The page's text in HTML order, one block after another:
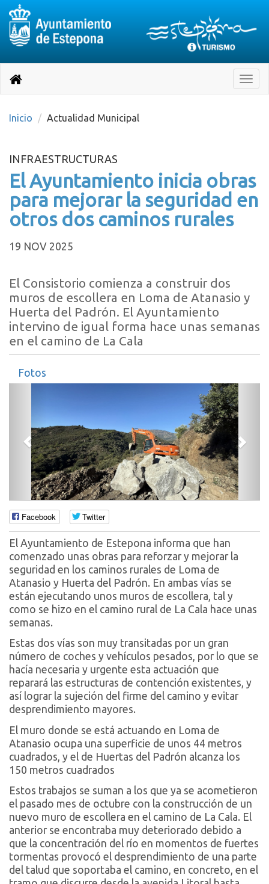
página
Toggle
Destino:
Volver
inicio
Inicio Actualidad Municipal
INFRAESTRUCTURAS
El Ayuntamiento inicia obras
para mejorar la seguridad en
otros dos caminos rurales
19 NOV 2025
El Consistorio comienza a construir dos
muros de escollera en Loma de Atanasio y
Huerta del Padrón. El Ayuntamiento
intervino de igual forma hace unas semanas
en el camino de La Cala
Fotos
Anterior
Facebook Twitter
El Ayuntamiento de Estepona informa que han
comenzado unas obras para reforzar y mejorar la
seguridad en los caminos rurales de Loma de
Atanasio y Huerta del Padrón. En ambas vías se
están ejecutando unos muros de escollera, tal y
como se hizo en el camino rural de La Cala hace unas
semanas.
Estas dos vías son muy transitadas por un gran
número de coches y vehículos pesados, por lo que se
hacía necesaria y urgente esta actuación que
reparará las estructuras de contención existentes, y
así lograr la sujeción del firme del camino y evitar
desprendimiento mayores.
El muro donde se está actuando en Loma de
Atanasio ocupa una superficie de unos 44 metros
cuadrados, y el de Huertas del Padrón alcanza los
150 metros cuadrados
Estos trabajos se suman a los que ya se acometieron
el pasado mes de octubre con la construcción de un
nuevo muro de escollera en el camino de La Cala. El
anterior se encontraba muy deteriorado debido a
que la concentración del río en momentos de fuertes
tormentas provocó el desprendimiento de una parte
del talud que soportaba el camino, en concreto, en el